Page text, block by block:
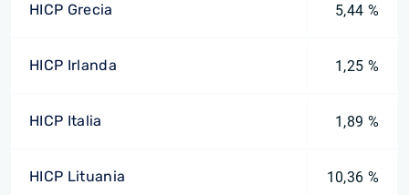
HICP Grecia 5,44 %
HICP Irlanda 1,25 %
HICP Italia 1,89 %
HICP Lituania 10,36 %